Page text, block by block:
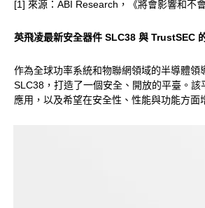
[1] 來源：ABI Research，《將會影響和不
英飛凌最新安全器件 SLC38 與 TrustSEC
作為全球功率系統和物聯網領域的半導體
SLC38，打造了一個安全、開放的平臺。
應用，以及希望在安全性、性能與功能方面